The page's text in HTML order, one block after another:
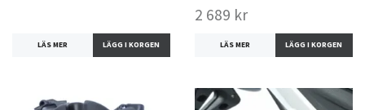
LÄS MER
2 689 kr
LÄS MER